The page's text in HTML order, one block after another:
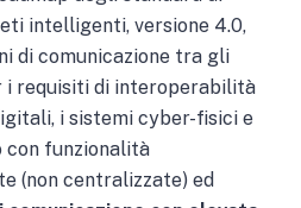
intelligenti, versione 4.0,
di comunicazione tra gli
i requisiti di interoperabilità
i sistemi cyber-fisici e
con funzionalità
(non centralizzate) ed